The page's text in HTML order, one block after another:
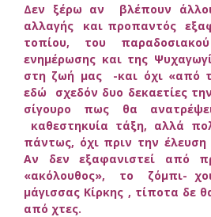
Δεν ξέρω αν βλέπουν
αλλαγής και προπαντός
τοπίου, του
ενημέρωσης και της
στη ζωή μας -και όχι «από
εδώ σχεδόν δυο δεκαετίες
σίγουρο πως θα
καθεστηκυία τάξη, αλλά
πάντως, όχι πριν την
Αν δεν εξαφανιστεί
«ακόλουθος», το ζόμπι-
μάγισσας Κίρκης , τίποτα δε
από χτες.